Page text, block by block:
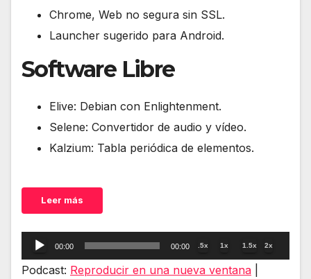
Chrome, Web no segura sin SSL.
Launcher sugerido para Android.
Software Libre
Elive: Debian con Enlightenment.
Selene: Convertidor de audio y vídeo.
Kalzium: Tabla periódica de elementos.
Leer más
Reproductor
de
00:00 00:00 .5x 1x 1.5x 2x
Podcast: Reproducir en una nueva ventana